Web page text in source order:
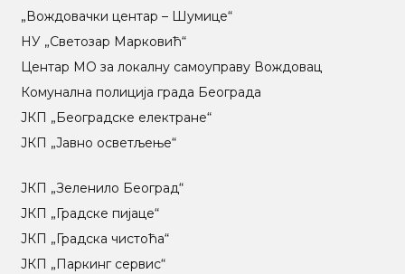
„Вождовачки центар – Шумице“
НУ „Светозар Марковић“
Центар МO за локалну самоуправу Вождовац
Комунална полиција града Београда
ЈКП „Београдске електране“
ЈКП „Јавно осветљење“
ЈКП „Зеленило Београд“
ЈКП „Градске пијаце“
ЈКП „Градска чистоћа“
ЈКП „Паркинг сервис“